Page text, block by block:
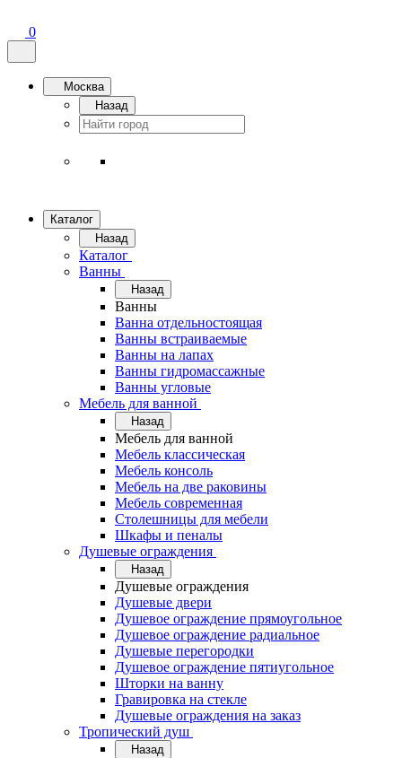
0
Москва
Назад
Каталог
Назад
Каталог
Ванны
Назад
Ванны
Ванна отдельностоящая
Ванны встраиваемые
Ванны на лапах
Ванны гидромассажные
Ванны угловые
Мебель для ванной
Назад
Мебель для ванной
Мебель классическая
Мебель консоль
Мебель на две раковины
Мебель современная
Столешницы для мебели
Шкафы и пеналы
Душевые ограждения
Назад
Душевые ограждения
Душевые двери
Душевое ограждение прямоугольное
Душевое ограждение радиальное
Душевые перегородки
Душевое ограждение пятиугольное
Шторки на ванну
Гравировка на стекле
Душевые ограждения на заказ
Тропический душ
Назад